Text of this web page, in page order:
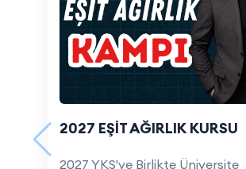
📚 4 canlı ders
━━━━━━━━━━━━━━
Bu Sistem Neden Çok Güçlü?
Çünkü öğrencinin bütün derslerde
kişi var.
Aynı mantık.
Aynı sistem.
Aynı anlatım dili.
2027 EŞİT AĞIRLIK KURSU
2027 YKS'ye Birlikte Üniversite